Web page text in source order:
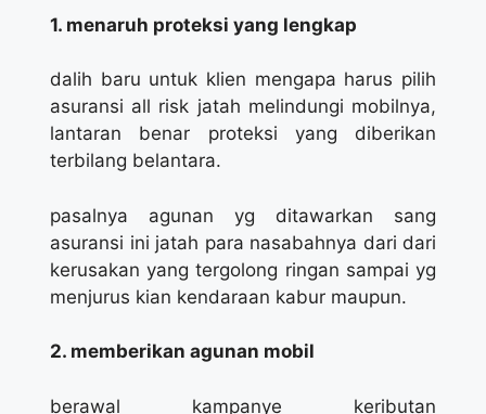
1. menaruh proteksi yang lengkap
dalih baru untuk klien mengapa harus pilih
asuransi all risk jatah melindungi mobilnya,
lantaran benar proteksi yang diberikan
terbilang belantara.
pasalnya agunan yg ditawarkan sang
asuransi ini jatah para nasabahnya dari dari
kerusakan yang tergolong ringan sampai yg
menjurus kian kendaraan kabur maupun.
2. memberikan agunan mobil
berawal kampanye keributan